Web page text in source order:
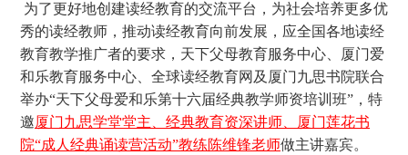
为了更好地创建读经教育的交流平台，为社会培养更多优
秀的读经教师，推动读经教育向前发展，应全国各地读经
教育教学推广者的要求，天下父母教育服务中心、厦门爱
和乐教育服务中心、全球读经教育网及厦门九思书院联合
举办“天下父母爱和乐第十六届经典教学师资培训班”，特
邀厦门九思学堂堂主、经典教育资深讲师、厦门莲花书
院“成人经典诵读营活动”教练陈维锋老师做主讲嘉宾。